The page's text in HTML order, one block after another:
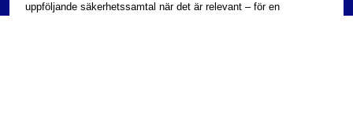
uppföljande säkerhetssamtal när det är relevant – för en